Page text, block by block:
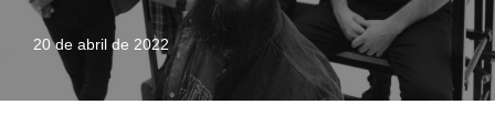
20 de abril de 2022